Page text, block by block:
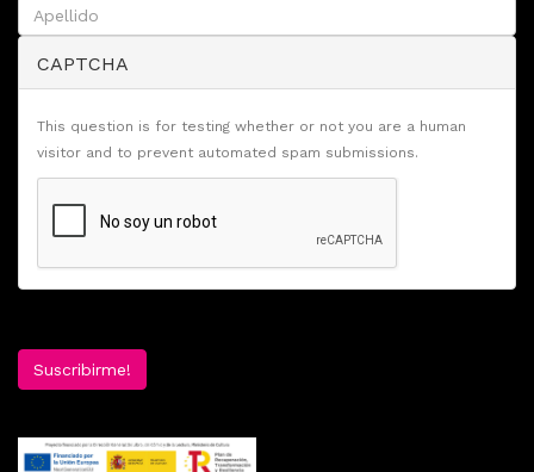
CAPTCHA
This question is for testing whether or not you are a human
visitor and to prevent automated spam submissions.
Suscribirme!